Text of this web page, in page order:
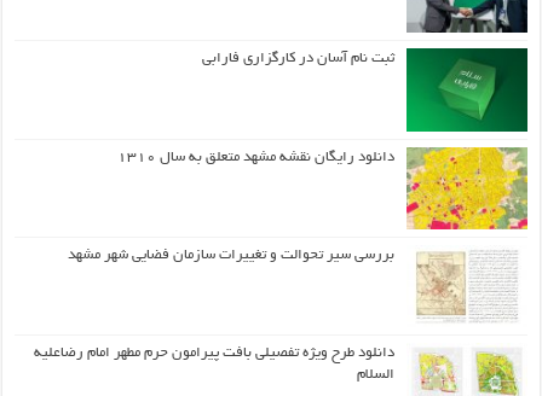
ثبت نام آسان در کارگزاری فارابی
دانلود رایگان نقشه مشهد متعلق به سال ۱۳۱۰
بررسی سیر تحوالت و تغییرات سازمان فضایی شهر مشهد
دانلود طرح ويژه تفصيلي بافت پيرامون حرم مطهر امام رضاعليه
السلام